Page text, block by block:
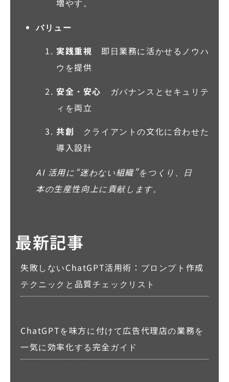
増やす。
バリュー
実践重視 即日業務に活かせるノウハ
ウを提供
安全・安心 ガバナンスとセキュリテ
ィを両立
共創 クライアントの文化に合わせた
導入設計
AI 活用に“迷わない組織”をつくり、日
本の生産性向上に貢献します。
最新記事
失敗しないChatGPT活用術：プロンプト作成
テクニックと品質チェックリスト
ChatGPTを味方に付けて広告代理店の業務を
一気に効率化する完全ガイド